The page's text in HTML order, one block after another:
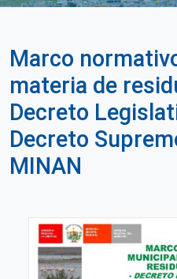
Marco
materia de
Decreto
Decreto
MINAN